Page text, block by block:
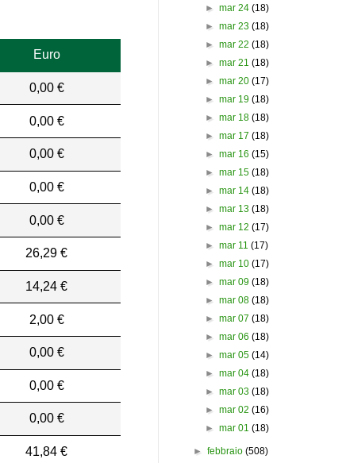
Euro
0,00 €
0,00 €
0,00 €
0,00 €
0,00 €
26,29 €
14,24 €
2,00 €
0,00 €
0,00 €
0,00 €
41,84 €
► mar 24 (18)
► mar 23 (18)
► mar 22 (18)
► mar 21 (18)
► mar 20 (17)
► mar 19 (18)
► mar 18 (18)
► mar 17 (18)
► mar 16 (15)
► mar 15 (18)
► mar 14 (18)
► mar 13 (18)
► mar 12 (17)
► mar 11 (17)
► mar 10 (17)
► mar 09 (18)
► mar 08 (18)
► mar 07 (18)
► mar 06 (18)
► mar 05 (14)
► mar 04 (18)
► mar 03 (18)
► mar 02 (16)
► mar 01 (18)
►febbraio (508)